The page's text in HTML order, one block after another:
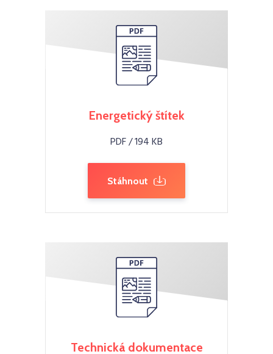
Energetický štítek
PDF / 194 KB
Stáhnout
Technická dokumentace